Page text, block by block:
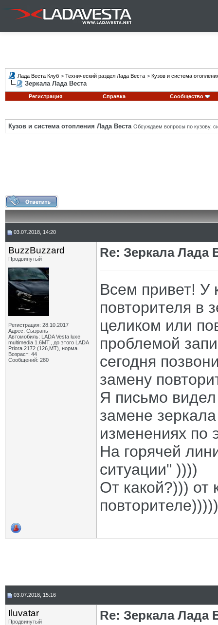
Лада Веста Клуб > Технический раздел Лада Веста > Кузов и система
Зеркала Лада Веста
Регистрация Справка Сообщество
Кузов и система отопления Лада Веста Обсуждаем вопросы по кузову,
03.07.2018, 14:20
BuzzBuzzard
Продвинутый
Регистрация: 28.10.2017
Адрес: Сызрань
Автомобиль: LADA Vesta luxe
multimedia 1.6MT., до этого LADA
Priora 2172 (126,MT), норма.
Возраст: 44
Сообщений: 280
Re: Зеркала Лада
Всем привет! У
повторителя в
целиком или
проблемой
сегодня
замену
Я письмо видел
замене
изменениях по
На горячей
ситуации" ))))
От какой?))) от
03.07.2018, 15:16
Iluvatar
Продвинутый Re: Зеркала Лада